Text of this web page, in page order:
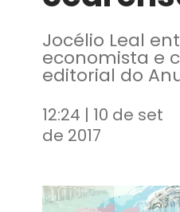
Jocélio Leal
economista e
editorial do
12:24 | 10 de set
de 2017